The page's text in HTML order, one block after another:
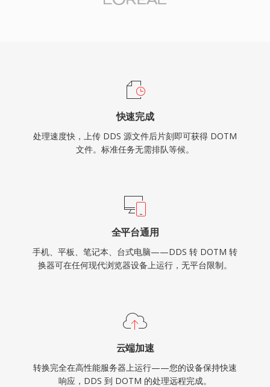
快速完成
处理速度快，上传 DDS 源文件后片刻即可获得 DOTM
文件。标准任务无需排队等候。
全平台通用
手机、平板、笔记本、台式电脑——DDS 转 DOTM 转
换器可在任何现代浏览器设备上运行，无平台限制。
云端加速
转换完全在高性能服务器上运行——您的设备保持快速
响应，DDS 到 DOTM 的处理远程完成。